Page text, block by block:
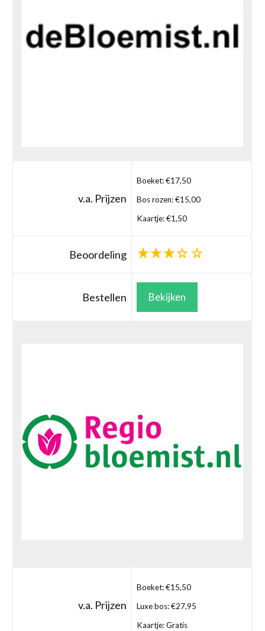
v.a. Prijzen
Boeket: €17,50
Bos rozen: €15,00
Kaartje: €1,50
Beoordeling
Bestellen Bekijken
v.a. Prijzen
Boeket: €15,50
Luxe bos: €27,95
Kaartje: Gratis